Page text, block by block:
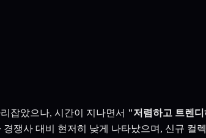
잡았으나, 시간이 지나면서 "저렴하고 트렌
쟁사 대비 현저히 낮게 나타났으며, 신규 컬